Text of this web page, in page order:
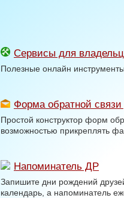
Сервисы для
Полезные онлайн
Форма обратной
Простой конструктор форм
возможностью прикреплять
Напоминатель ДР
Запишите дни рождений
календарь, а напоминатель